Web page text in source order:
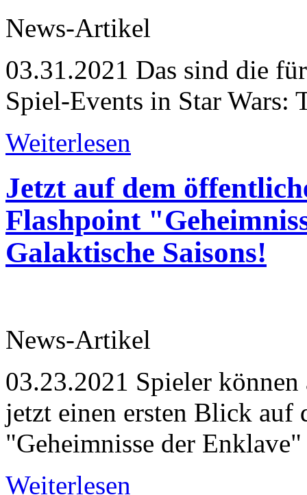
News-Artikel
03.31.2021 Das sind die
Spiel-Events in Star Wars:
Weiterlesen
Jetzt auf dem
Flashpoint
Galaktische Saisons!
News-Artikel
03.23.2021 Spieler
jetzt einen ersten Blick auf
"Geheimnisse der
Weiterlesen